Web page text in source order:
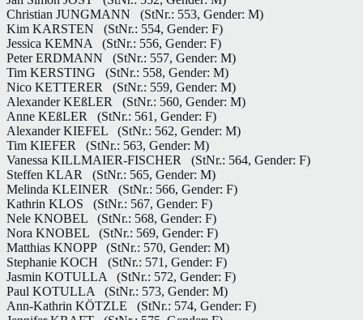
Christian JUNGMANN
(StNr.: 553, Gender: M)
Kim KARSTEN
(StNr.: 554, Gender: F)
Jessica KEMNA
(StNr.: 556, Gender: F)
Peter ERDMANN
(StNr.: 557, Gender: M)
Tim KERSTING
(StNr.: 558, Gender: M)
Nico KETTERER
(StNr.: 559, Gender: M)
Alexander KEßLER
(StNr.: 560, Gender: M)
Anne KEßLER
(StNr.: 561, Gender: F)
Alexander KIEFEL
(StNr.: 562, Gender: M)
Tim KIEFER
(StNr.: 563, Gender: M)
Vanessa KILLMAIER-FISCHER
(StNr.: 564, Gender: F)
Steffen KLAR
(StNr.: 565, Gender: M)
Melinda KLEINER
(StNr.: 566, Gender: F)
Kathrin KLOS
(StNr.: 567, Gender: F)
Nele KNOBEL
(StNr.: 568, Gender: F)
Nora KNOBEL
(StNr.: 569, Gender: F)
Matthias KNOPP
(StNr.: 570, Gender: M)
Stephanie KOCH
(StNr.: 571, Gender: F)
Jasmin KOTULLA
(StNr.: 572, Gender: F)
Paul KOTULLA
(StNr.: 573, Gender: M)
Ann-Kathrin KÖTZLE
(StNr.: 574, Gender: F)